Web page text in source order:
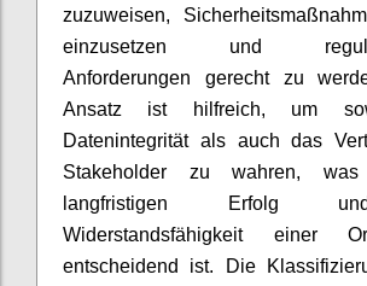
zuzuweisen,
einzusetzen und
Anforderungen gerecht zu
Ansatz ist hilfreich, um
Datenintegrität als auch das
Stakeholder zu wahren,
langfristigen Erfolg
Widerstandsfähigkeit einer
entscheidend ist. Die